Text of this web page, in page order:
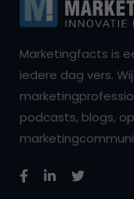
Marketingfacts is
iedere dag vers.
podcasts, blogs,